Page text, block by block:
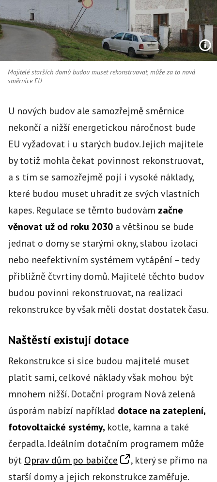
Majitelé starších domů budou muset rekonstruovat, může za to nová
směrnice EU
U nových budov ale samozřejmě směrnice
nekončí a nižší energetickou náročnost bude
EU vyžadovat i u starých budov. Jejich majitele
by totiž mohla čekat povinnost rekonstruovat,
a s tím se samozřejmě pojí i vysoké náklady,
které budou muset uhradit ze svých vlastních
kapes. Regulace se těmto budovám začne
věnovat už od roku 2030a většinou se bude
jednat o domy se starými okny, slabou izolací
nebo neefektivním systémem vytápění – tedy
přibližně čtvrtiny domů. Majitelé těchto budov
budou povinni rekonstruovat, na realizaci
rekonstrukce by však měli dostat dostatek času.
Naštěstí existují dotace
Rekonstrukce si sice budou majitelé muset
platit sami, celkové náklady však mohou být
mnohem nižší. Dotační program Nová zelená
úsporám nabízí například dotace na zateplení,
fotovoltaické systémy, kotle, kamna a také
čerpadla. Ideálním dotačním programem může
být Oprav dům po babičce
, který se přímo na
starší domy a jejich rekonstrukce zaměřuje.